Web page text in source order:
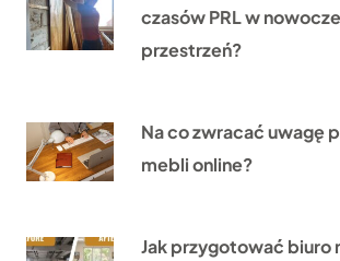
czasów PRL w
przestrzeń?
Na co zwracać uwagę
mebli online?
Jak przygotować biuro